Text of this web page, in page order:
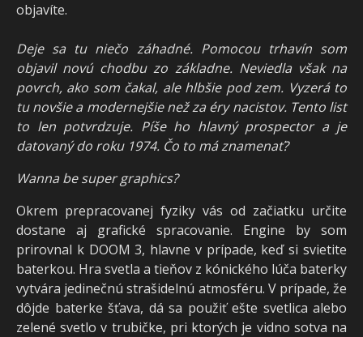
objavíte.
Deje sa tu niečo záhadné. Pomocou trhavín som
objavil novú chodbu zo základne. Neviedla však na
povrch, ako som čakal, ale hlbšie pod zem. Vyzerá to
tu novšie a modernejšie než za éry nacistov. Tento list
to len potvrdzuje. Píše ho hlavný prospector a je
datovaný do roku 1974. Čo to má znamenať?
Wanna be super graphics?
Okrem prepracovanej fyziky vás od začiatku určite
dostane aj grafické spracovanie. Engine by som
prirovnal k DOOM 3, hlavne v prípade, keď si svietite
baterkou. Hra svetla a tieňov z kónického lúča baterky
vytvára jedinečnú strašidelnú atmosféru. V prípade, že
dôjde baterke šťava, dá sa použiť ešte svetlica alebo
zelené svetlo v trubičke, pri ktorých je vidno sotva na